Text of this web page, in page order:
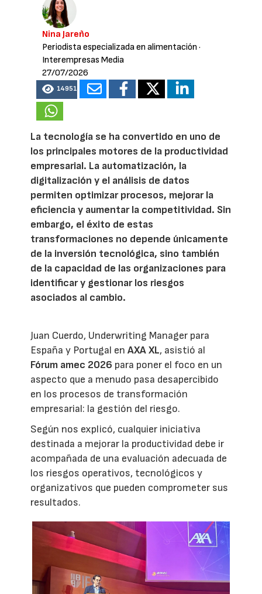
Nina Jareño
Periodista especializada en alimentación ·
Interempresas Media
27/07/2026
14951
La tecnología se ha convertido en uno de
los principales motores de la productividad
empresarial. La automatización, la
digitalización y el análisis de datos
permiten optimizar procesos, mejorar la
eficiencia y aumentar la competitividad. Sin
embargo, el éxito de estas
transformaciones no depende únicamente
de la inversión tecnológica, sino también
de la capacidad de las organizaciones para
identificar y gestionar los riesgos
asociados al cambio.
Juan Cuerdo, Underwriting Manager para
España y Portugal enAXA XL, asistió al
Fórum amec 2026 para poner el foco en un
aspecto que a menudo pasa desapercibido
en los procesos de transformación
empresarial: la gestión del riesgo.
Según nos explicó, cualquier iniciativa
destinada a mejorar la productividad debe ir
acompañada de una evaluación adecuada de
los riesgos operativos, tecnológicos y
organizativos que pueden comprometer sus
resultados.